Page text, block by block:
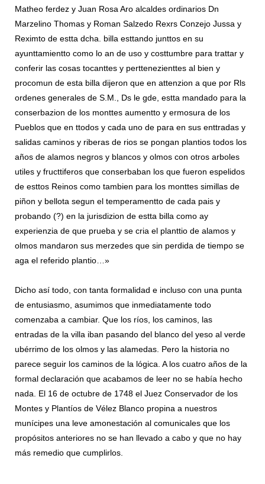
Matheo ferdez y Juan Rosa Aro alcaldes ordinarios Dn
Marzelino Thomas y Roman Salzedo Rexrs Conzejo Jussa y
Reximto de estta dcha. billa esttando junttos en su
ayunttamientto como lo an de uso y costtumbre para trattar y
conferir las cosas tocanttes y perttenezienttes al bien y
procomun de esta billa dijeron que en attenzion a que por Rls
ordenes generales de S.M., Ds le gde, estta mandado para la
conserbazion de los monttes aumentto y ermosura de los
Pueblos que en ttodos y cada uno de para en sus enttradas y
salidas caminos y riberas de rios se pongan plantios todos los
años de alamos negros y blancos y olmos con otros arboles
utiles y fructtiferos que conserbaban los que fueron espelidos
de esttos Reinos como tambien para los monttes simillas de
piñon y bellota segun el temperamentto de cada pais y
probando (?) en la jurisdizion de estta billa como ay
experienzia de que prueba y se cria el planttio de alamos y
olmos mandaron sus merzedes que sin perdida de tiempo se
aga el referido plantio…»
Dicho así todo, con tanta formalidad e incluso con una punta
de entusiasmo, asumimos que inmediatamente todo
comenzaba a cambiar. Que los ríos, los caminos, las
entradas de la villa iban pasando del blanco del yeso al verde
ubérrimo de los olmos y las alamedas. Pero la historia no
parece seguir los caminos de la lógica. A los cuatro años de la
formal declaración que acabamos de leer no se había hecho
nada. El 16 de octubre de 1748 el Juez Conservador de los
Montes y Plantíos de Vélez Blanco propina a nuestros
munícipes una leve amonestación al comunicales que los
propósitos anteriores no se han llevado a cabo y que no hay
más remedio que cumplirlos.